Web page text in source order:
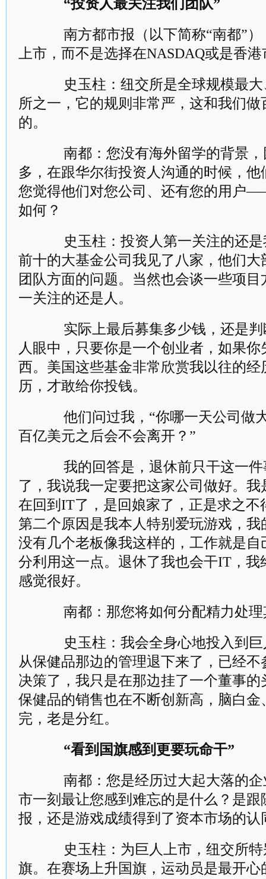
“投资人最关注我们团队”
南方都市报（以下简称“南都”）
上市，而不是选择在NASDAQ或是香
史玉柱：纽交所是全球规模最大
所之一，它的规则非常严，这和我们
的。
南都：您没有海外留学的背景，
多，在跟华尔街投资人沟通的时候，
您觉得他们对您公司、还有您的用户
如何？
史玉柱：投资人第一关注的还是
前十的大基金公司我见了八家，他们
团队方面的问题。当然也会谈一些项
一关注的还是人。
实际上最后募集多少钱，还是判
人眼中，只要你是一个创业者，如果
西。美国这些基金非常欣赏我以往的
历，才敢给你投钱。
他们问过我，“你哪一天公司做
百亿美元之后会不会离开？”
我的回答是，退休前只干这一件
了，我说我一定要把这家公司做好。
在回到IT了，是回娘家了，正是求之不
第二个原因是我本人特别爱玩游戏，
没有几个老板像我这样的，工作就是
分利用这一点。退休了我也会干IT，我
感觉很好。
南都：那您将如何分配精力处理
史玉柱：我会全身心地投入到巨
从保健品那边的管理退下来了，已经
决策了，我只是在那边挂了一个董事
保健品的销售也在不断创新高，脑白
完，老是分红。
“看到国旗感到更要玩命干”
南都：您是经历过大起大落的企
市一刻最让您感到难忘的是什么？是
报，还是游戏成绩得到了资本市场的认
史玉柱：为巨人上市，纽交所特
旗。在赛场上升国旗，运动员是最开